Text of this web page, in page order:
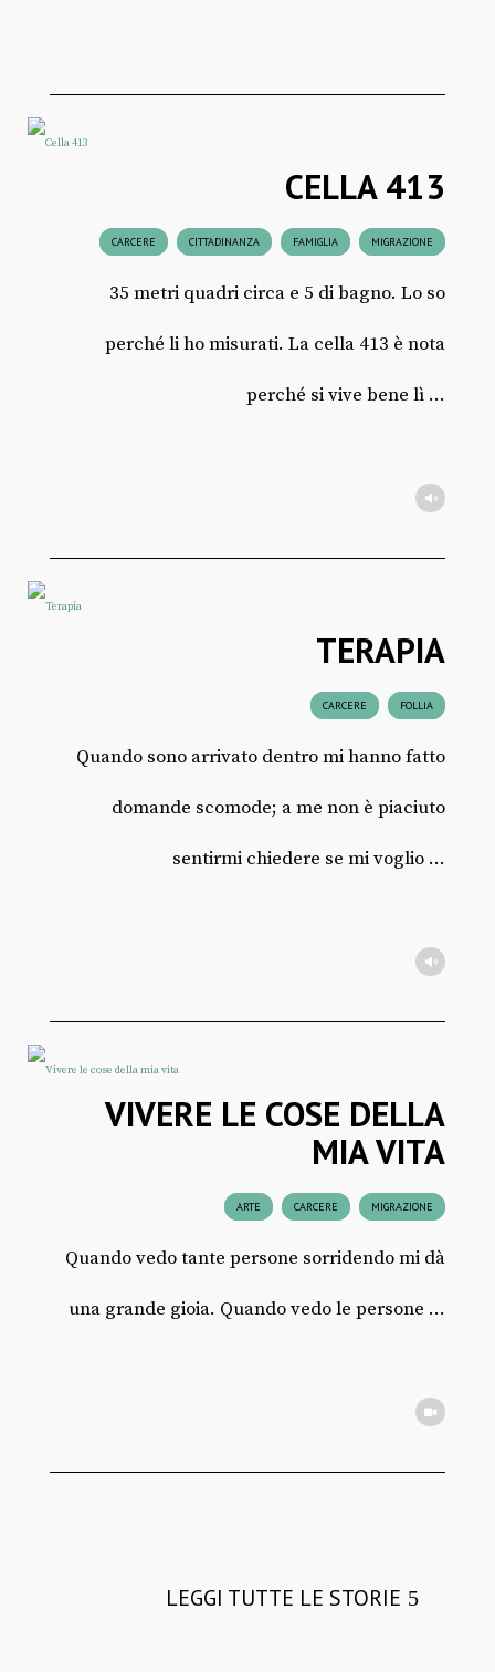
CELLA 413
CARCERE CITTADINANZA FAMIGLIA MIGRAZIONE
35 metri quadri circa e 5 di bagno. Lo so
perché li ho misurati. La cella 413 è nota
perché si vive bene lì ...
TERAPIA
CARCERE FOLLIA
Quando sono arrivato dentro mi hanno fatto
domande scomode; a me non è piaciuto
sentirmi chiedere se mi voglio ...
VIVERE LE COSE DELLA
MIA VITA
ARTE CARCERE MIGRAZIONE
Quando vedo tante persone sorridendo mi dà
una grande gioia. Quando vedo le persone ...
LEGGI TUTTE LE STORIE